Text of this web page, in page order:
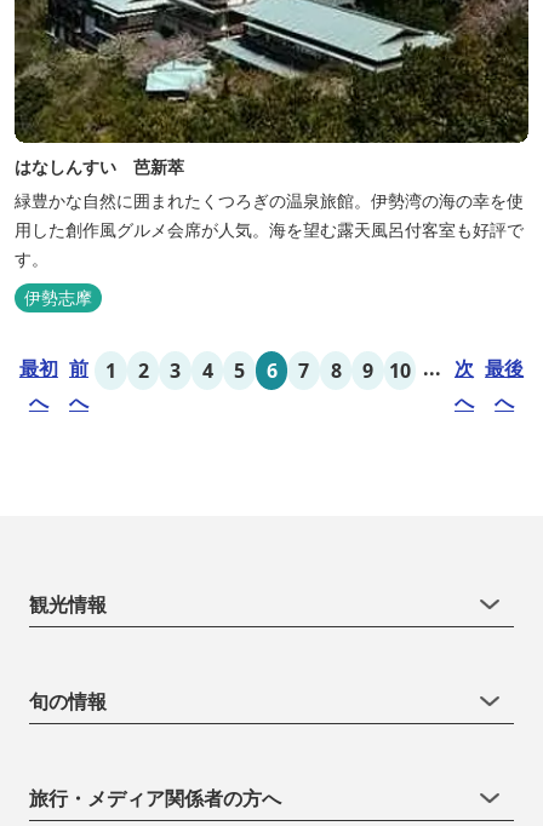
はなしんすい 芭新萃
緑豊かな自然に囲まれたくつろぎの温泉旅館。伊勢湾の海の幸を使
用した創作風グルメ会席が人気。海を望む露天風呂付客室も好評で
す。
伊勢志摩
最初
へ
前
へ
1 2 3 4 5 6 7 8 9 10 ... 次
へ
最後
へ
観光情報
旬の情報
旅行・メディア関係者の方へ